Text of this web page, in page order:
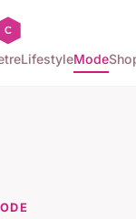
LifestyleMode